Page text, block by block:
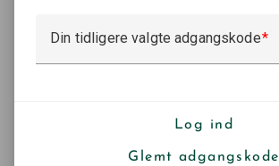
Din tidligere valgte adgangskode
Glemt adgangskode
Log ind